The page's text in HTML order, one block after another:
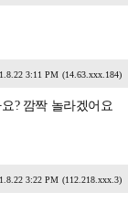
3:11 PM (14.63.xxx.184)
? 깜짝 놀라겠어요
3:22 PM (112.218.xxx.3)